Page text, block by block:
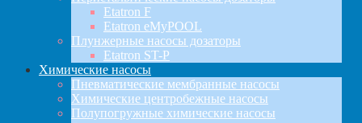
Etatron F
Etatron eMyPOOL
Плунжерные насосы дозаторы
Etatron ST-P
Химические насосы
Пневматические мембранные насосы
Химические центробежные насосы
Полупогружные химические насосы